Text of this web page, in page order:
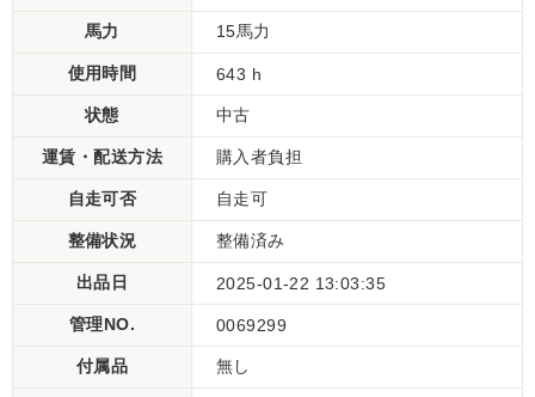
馬力 15馬力
使用時間 643 h
状態 中古
運賃・配送方法 購入者負担
自走可否 自走可
整備状況 整備済み
出品日 2025-01-22 13:03:35
管理NO. 0069299
付属品 無し